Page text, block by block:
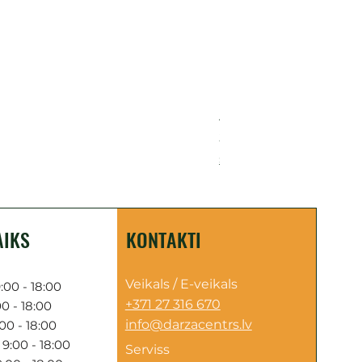
Akumulatora motorzāģis
249,00 €
Sazinies par piegādi
- 18:00
- 18:00
- 18:00
- 18:00
KONTAKTI
Veikals / E-veikals
+371 27 316 670
info@darzacentrs.lv
Serviss